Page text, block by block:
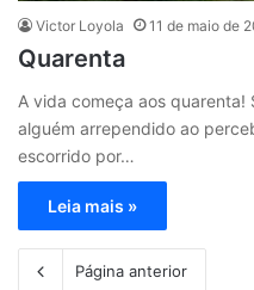
Victor Loyola 11 de maio de
Quarenta
A vida começa aos
alguém arrependido ao
escorrido por…
Leia mais »
Página anterior